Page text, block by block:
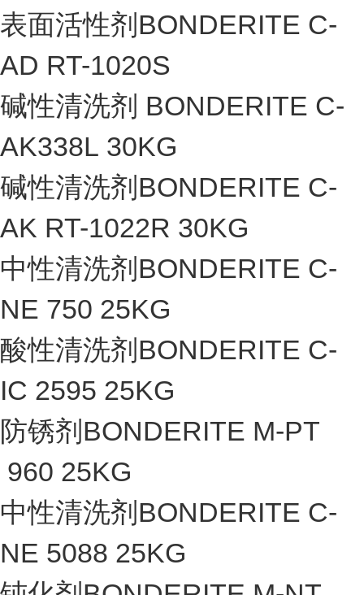
表面活性剂BONDERITE C-
AD RT-1020S
碱性清洗剂 BONDERITE C-
AK338L 30KG
碱性清洗剂BONDERITE C-
AK RT-1022R 30KG
中性清洗剂BONDERITE C-
NE 750 25KG
酸性清洗剂BONDERITE C-
IC 2595 25KG
防锈剂BONDERITE M-PT
960 25KG
中性清洗剂BONDERITE C-
NE 5088 25KG